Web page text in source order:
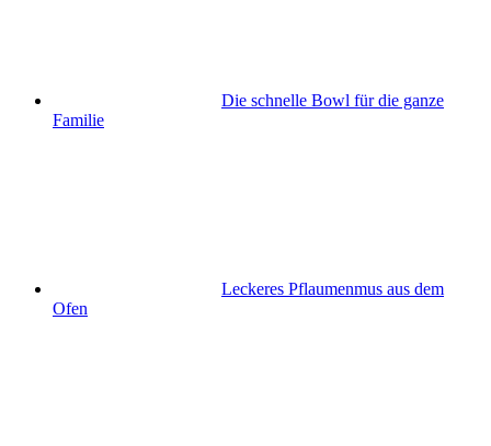
Die schnelle Bowl für die ganze
Familie
Leckeres Pflaumenmus aus dem
Ofen